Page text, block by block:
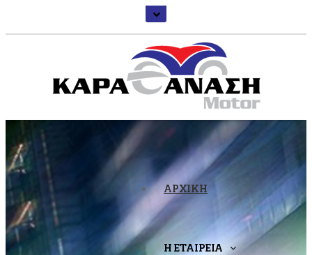
ΑΡΧΙΚΗ
Η ΕΤΑΙΡΕΙΑ